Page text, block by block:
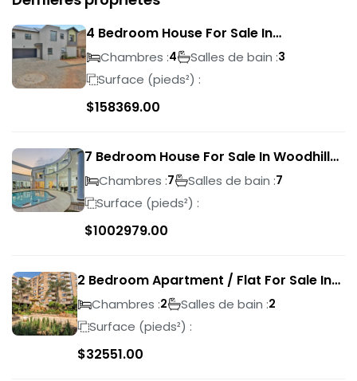
4 Bedroom House For Sale In
Magalieskruin
Chambres :4 Salles de bain :3
Surface (pieds²) :
$158369.00
7 Bedroom House For Sale In Woodhill
Golf Estate
Chambres :7 Salles de bain :7
Surface (pieds²) :
$1002979.00
2 Bedroom Apartment / Flat For Sale In
Pretoria Central
Chambres :2 Salles de bain :2
Surface (pieds²) :
$32551.00